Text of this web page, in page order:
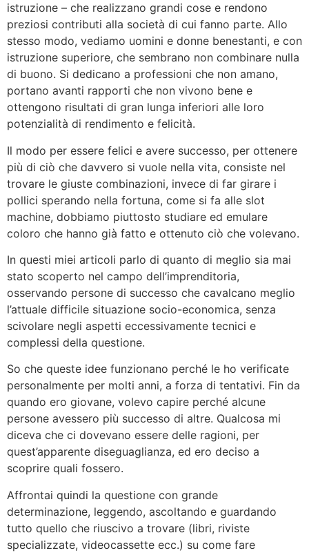
istruzione – che realizzano grandi cose e rendono
preziosi contributi alla società di cui fanno parte. Allo
stesso modo, vediamo uomini e donne benestanti, e con
istruzione superiore, che sembrano non combinare nulla
di buono. Si dedicano a professioni che non amano,
portano avanti rapporti che non vivono bene e
ottengono risultati di gran lunga inferiori alle loro
potenzialità di rendimento e felicità.
Il modo per essere felici e avere successo, per ottenere
più di ciò che davvero si vuole nella vita, consiste nel
trovare le giuste combinazioni, invece di far girare i
pollici sperando nella fortuna, come si fa alle slot
machine, dobbiamo piuttosto studiare ed emulare
coloro che hanno già fatto e ottenuto ciò che volevano.
In questi miei articoli parlo di quanto di meglio sia mai
stato scoperto nel campo dell’imprenditoria,
osservando persone di successo che cavalcano meglio
l’attuale difficile situazione socio-economica, senza
scivolare negli aspetti eccessivamente tecnici e
complessi della questione.
So che queste idee funzionano perché le ho verificate
personalmente per molti anni, a forza di tentativi. Fin da
quando ero giovane, volevo capire perché alcune
persone avessero più successo di altre. Qualcosa mi
diceva che ci dovevano essere delle ragioni, per
quest’apparente diseguaglianza, ed ero deciso a
scoprire quali fossero.
Affrontai quindi la questione con grande
determinazione, leggendo, ascoltando e guardando
tutto quello che riuscivo a trovare (libri, riviste
specializzate, videocassette ecc.) su come fare